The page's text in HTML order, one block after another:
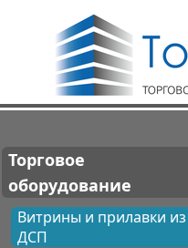
Торговое
оборудование
Витрины и прилавки из
ДСП